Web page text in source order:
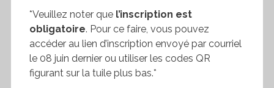
*Veuillez noter que l’inscription est
obligatoire. Pour ce faire, vous pouvez
accéder au lien d’inscription envoyé par courriel
le 08 juin dernier ou utiliser les codes QR
figurant sur la tuile plus bas.*